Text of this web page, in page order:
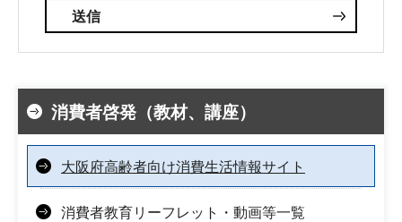
消費者啓発（教材、講座）
大阪府高齢者向け消費生活情報サイト
消費者教育リーフレット・動画等一覧